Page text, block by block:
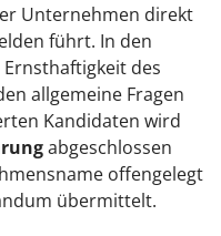
Unternehmen direkt
führt. In den
des
allgemeine Fragen
Kandidaten wird
abgeschlossen
offengelegt
übermittelt.